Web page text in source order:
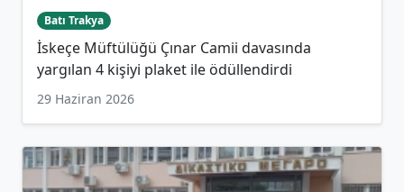
Batı Trakya
İskeçe Müftülüğü Çınar Camii davasında
yargılan 4 kişiyi plaket ile ödüllendirdi
29 Haziran 2026